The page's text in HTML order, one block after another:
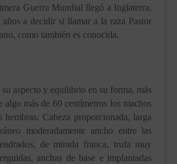
Guerra Mundial llegó a Inglaterra,
años a decidir si llamar a la raza Pastor
como también es conocida.
aspecto y equilibrio en su forma, más
algo más de 60 centímetros los machos
hembras. Cabeza proporcionada, larga
moderadamente ancho entre las
de mirada franca, trufa muy
anchas de base e implantadas